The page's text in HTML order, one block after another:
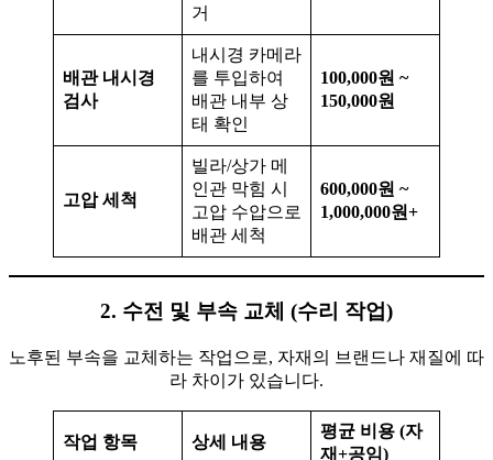
거
배관 내시경
검사
내시경 카메라
를 투입하여
배관 내부 상
태 확인
100,000원 ~
150,000원
고압 세척
빌라/상가 메
인관 막힘 시
고압 수압으로
배관 세척
600,000원 ~
1,000,000원+
2. 수전 및 부속 교체 (수리 작업)
노후된 부속을 교체하는 작업으로, 자재의 브랜드나 재질에 따
라 차이가 있습니다.
작업 항목 상세 내용
평균 비용 (자
재+공임)